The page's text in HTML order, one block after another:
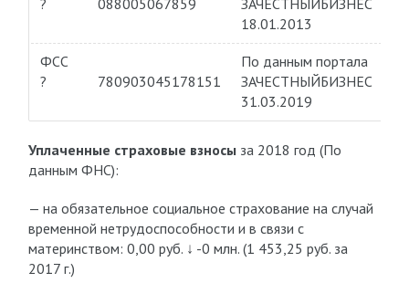
?
088005067859
ЗАЧЕСТНЫЙБИЗНЕС
18.01.2013
ФСС
?
780903045178151
По данным портала
ЗАЧЕСТНЫЙБИЗНЕС
31.03.2019
Уплаченные страховые взносыза 2018 год (По
данным ФНС):
— на обязательное социальное страхование на случай
временной нетрудоспособности и в связи с
материнством: 0,00 руб. ↓ -0 млн. (1 453,25 руб. за
2017 г.)